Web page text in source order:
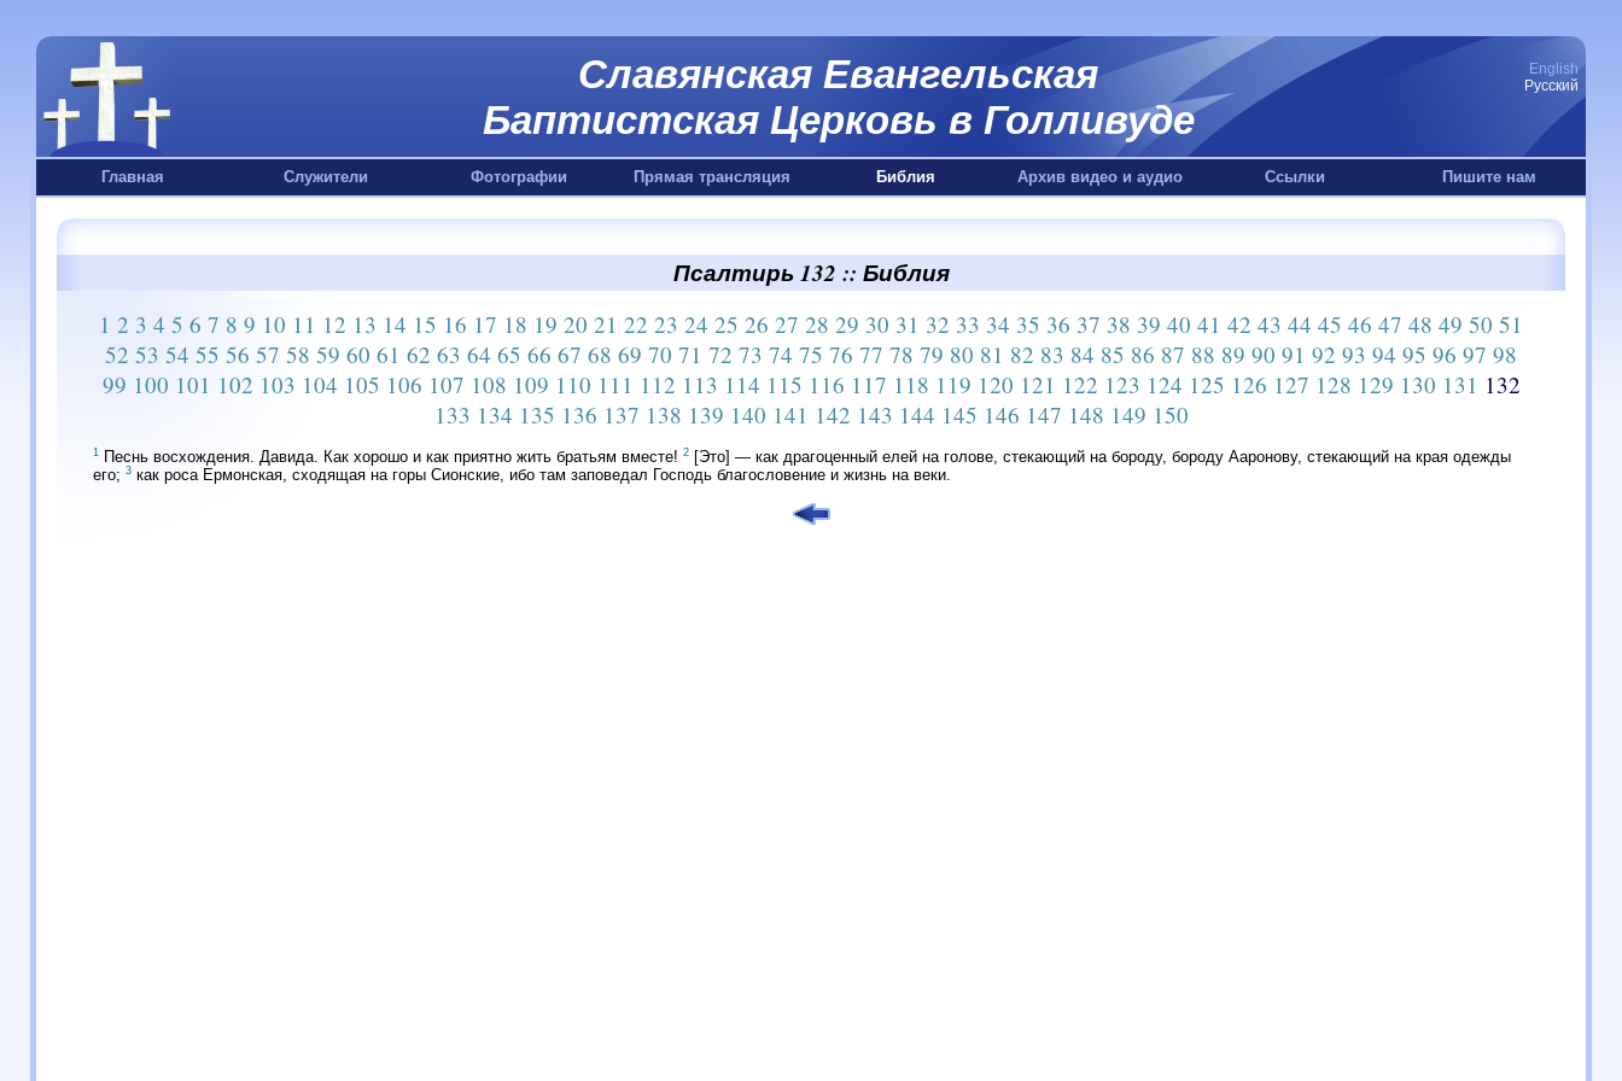
Славянская Евангельская
Баптистская Церковь в Голливуде
English
Русский
Главная Служители Фотографии Прямая трансляция Библия Архив видео и аудио Ссылки Пишите нам
Псалтирь 132 :: Библия
1 2 3 4 5 6 7 8 9 10 11 12 13 14 15 16 17 18 19 20 21 22 23 24 25 26 27 28 29 30 31 32 33 34 35 36 37 38 39 40 41 42 43 44 45 46 47 48 49 50 51
52 53 54 55 56 57 58 59 60 61 62 63 64 65 66 67 68 69 70 71 72 73 74 75 76 77 78 79 80 81 82 83 84 85 86 87 88 89 90 91 92 93 94 95 96 97 98
99 100 101 102 103 104 105 106 107 108 109 110 111 112 113 114 115 116 117 118 119 120 121 122 123 124 125 126 127 128 129 130 131 132
133 134 135 136 137 138 139 140 141 142 143 144 145 146 147 148 149 150
1 Песнь восхождения. Давида. Как хорошо и как приятно жить братьям вместе! 2 [Это] — как драгоценный елей на голове, стекающий на бороду, бороду Ааронову, стекающий на края одежды
его; 3 как роса Ермонская, сходящая на горы Сионские, ибо там заповедал Господь благословение и жизнь на веки.